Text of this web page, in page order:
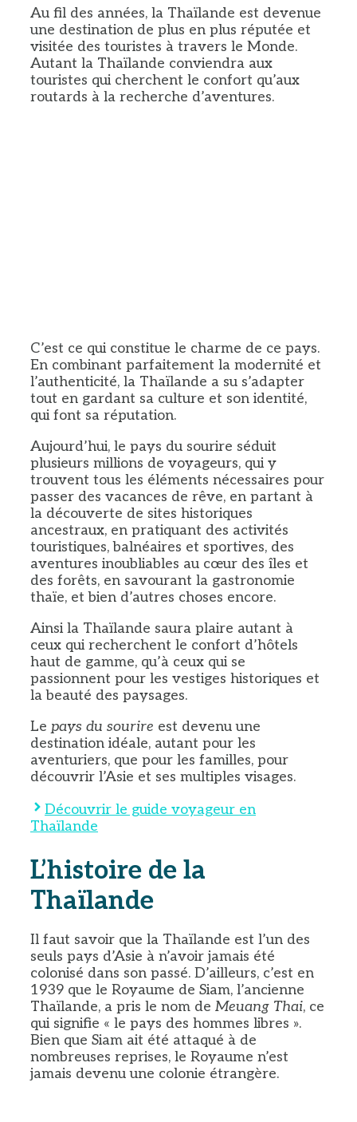
Au fil des années, la Thaïlande est devenue
une destination de plus en plus réputée et
visitée des touristes à travers le Monde.
Autant la Thaïlande conviendra aux
touristes qui cherchent le confort qu’aux
routards à la recherche d’aventures.
C’est ce qui constitue le charme de ce pays.
En combinant parfaitement la modernité et
l’authenticité, la Thaïlande a su s’adapter
tout en gardant sa culture et son identité,
qui font sa réputation.
Aujourd’hui, le pays du sourire séduit
plusieurs millions de voyageurs, qui y
trouvent tous les éléments nécessaires pour
passer des vacances de rêve, en partant à
la découverte de sites historiques
ancestraux, en pratiquant des activités
touristiques, balnéaires et sportives, des
aventures inoubliables au cœur des îles et
des forêts, en savourant la gastronomie
thaïe, et bien d’autres choses encore.
Ainsi la Thaïlande saura plaire autant à
ceux qui recherchent le confort d’hôtels
haut de gamme, qu’à ceux qui se
passionnent pour les vestiges historiques et
la beauté des paysages.
Le pays du sourire est devenu une
destination idéale, autant pour les
aventuriers, que pour les familles, pour
découvrir l’Asie et ses multiples visages.
Découvrir le guide voyageur en
Thaïlande
L’histoire de la
Thaïlande
Il faut savoir que la Thaïlande est l’un des
seuls pays d’Asie à n’avoir jamais été
colonisé dans son passé. D’ailleurs, c’est en
1939 que le Royaume de Siam, l’ancienne
Thaïlande, a pris le nom de Meuang Thai, ce
qui signifie « le pays des hommes libres ».
Bien que Siam ait été attaqué à de
nombreuses reprises, le Royaume n’est
jamais devenu une colonie étrangère.